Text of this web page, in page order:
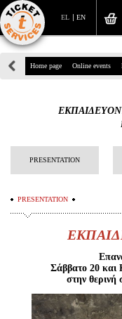
EN
EL
39,
Home page Online events
PRESENTATION
PRESENTATION
Σάββατο 20 και
στην